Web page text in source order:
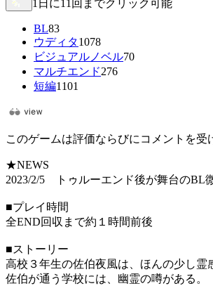
1日に11回までクリック可能
BL83
ウディタ1078
ビジュアルノベル70
マルチエンド276
短編1101
このゲームは評価ならびにコメントを受
★NEWS
2023/2/5 トゥルーエンド後が舞台のBL
■プレイ時間
全END回収まで約１時間前後
■ストーリー
高校３年生の佐伯夜風は、ほんの少し霊
佐伯が通う学校には、幽霊の噂がある。